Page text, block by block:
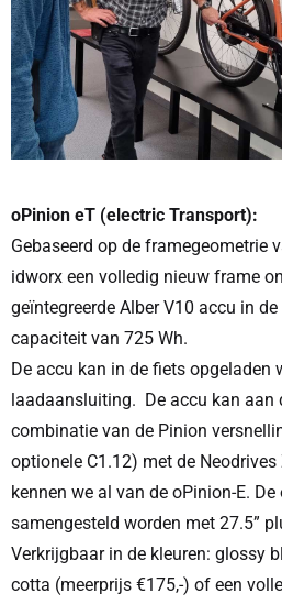
oPinion eT (electric Transport):
Gebaseerd op de framegeometrie
idworx een volledig nieuw frame
geïntegreerde Alber V10 accu in
capaciteit van 725 Wh.
De accu kan in de fiets opgeladen
laadaansluiting. De accu kan aan
combinatie van de Pinion
optionele C1.12) met de
kennen we al van de oPinion-E.
samengesteld worden met 27.5”
Verkrijgbaar in de kleuren: glossy
cotta (meerprijs €175,-) of een